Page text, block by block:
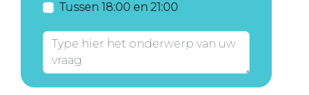
Tussen 18:00 en 21:00